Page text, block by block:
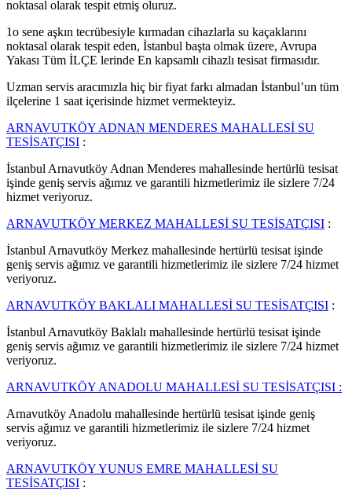
noktasal olarak tespit etmiş oluruz.
1o sene aşkın tecrübesiyle kırmadan cihazlarla su kaçaklarını
noktasal olarak tespit eden, İstanbul başta olmak üzere, Avrupa
Yakası Tüm İLÇE lerinde En kapsamlı cihazlı tesisat firmasıdır.
Uzman servis aracımızla hiç bir fiyat farkı almadan İstanbul’un tüm
ilçelerine 1 saat içerisinde hizmet vermekteyiz.
ARNAVUTKÖY ADNAN MENDERES MAHALLESİ SU
TESİSATÇISI :
İstanbul Arnavutköy Adnan Menderes mahallesinde hertürlü tesisat
işinde geniş servis ağımız ve garantili hizmetlerimiz ile sizlere 7/24
hizmet veriyoruz.
ARNAVUTKÖY MERKEZ MAHALLESİ SU TESİSATÇISI :
İstanbul Arnavutköy Merkez mahallesinde hertürlü tesisat işinde
geniş servis ağımız ve garantili hizmetlerimiz ile sizlere 7/24 hizmet
veriyoruz.
ARNAVUTKÖY BAKLALI MAHALLESİ SU TESİSATÇISI :
İstanbul Arnavutköy Baklalı mahallesinde hertürlü tesisat işinde
geniş servis ağımız ve garantili hizmetlerimiz ile sizlere 7/24 hizmet
veriyoruz.
ARNAVUTKÖY ANADOLU MAHALLESİ SU TESİSATÇISI :
Arnavutköy Anadolu mahallesinde hertürlü tesisat işinde geniş
servis ağımız ve garantili hizmetlerimiz ile sizlere 7/24 hizmet
veriyoruz.
ARNAVUTKÖY YUNUS EMRE MAHALLESİ SU
TESİSATÇISI :